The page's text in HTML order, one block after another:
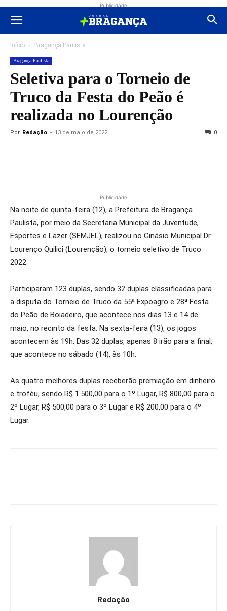
Publicidade
Início Bragança Paulista
Bragança Paulista
Seletiva para o Torneio de
Truco da Festa do Peão é
realizada no Lourenção
Por Redação - 13 de maio de 2022 0
Publicidade
Na noite de quinta-feira (12), a Prefeitura de Bragança
Paulista, por meio da Secretaria Municipal da Juventude,
Esportes e Lazer (SEMJEL), realizou no Ginásio Municipal Dr.
Lourenço Quilici (Lourenção), o torneio seletivo de Truco
2022.
Participaram 123 duplas, sendo 32 duplas classificadas para
a disputa do Torneio de Truco da 55ª Expoagro e 28ª Festa
do Peão de Boiadeiro, que acontece nos dias 13 e 14 de
maio, no recinto da festa. Na sexta-feira (13), os jogos
acontecem às 19h. Das 32 duplas, apenas 8 irão para a final,
que acontece no sábado (14), às 10h.
As quatro melhores duplas receberão premiação em dinheiro
e troféu, sendo R$ 1.500,00 para o 1º Lugar, R$ 800,00 para o
2º Lugar, R$ 500,00 para o 3º Lugar e R$ 200,00 para o 4º
Lugar.
Redação